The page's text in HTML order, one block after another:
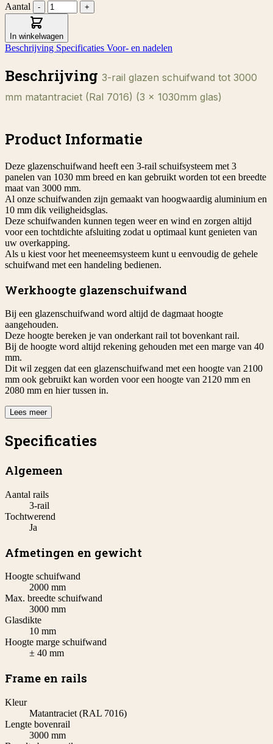
Aantal - +
In winkelwagen
Beschrijving Specificaties Voor- en nadelen
Beschrijving 3-rail glazen schuifwand tot 3000
mm matantraciet (Ral 7016) (3 x 1030mm glas)
Product Informatie
Deze glazenschuifwand heeft een 3-rail schuifsysteem met 3
panelen van 1030 mm breed en kan gebruikt worden tot een breedte
maat van 3000 mm.
Al onze schuifwanden zijn gemaakt van hoogwaardig aluminium en
10 mm dik veiligheidsglas.
Deze schuifwanden kunnen tegen weer en wind en zorgen altijd
voor een tochtdichte afsluiting zodat u optimaal kunt genieten van
uw overkapping.
Als u kiest voor het meeneemsysteem kunt u eenvoudig de gehele
schuifwand met een handeling bedienen.
Werkhoogte glazenschuifwand
Bij een glazenschuifwand word altijd de dagmaat hoogte
aangehouden.
Deze hoogte bereken je van onderkant rail tot bovenkant rail.
Bij de hoogte word altijd rekening gehouden met een marge van 40
mm.
Dit wil zeggen dat een glazenschuifwand met een hoogte van 2100
mm ook gebruikt kan worden voor een hoogte van 2120 mm en
2080 mm en hier tussen in.
Lees meer
Specificaties
Algemeen
Aantal rails
3-rail
Tochtwerend
Ja
Afmetingen en gewicht
Hoogte schuifwand
2000 mm
Max. breedte schuifwand
3000 mm
Glasdikte
10 mm
Hoogte marge schuifwand
± 40 mm
Frame en rails
Kleur
Matantraciet (RAL 7016)
Lengte bovenrail
3000 mm